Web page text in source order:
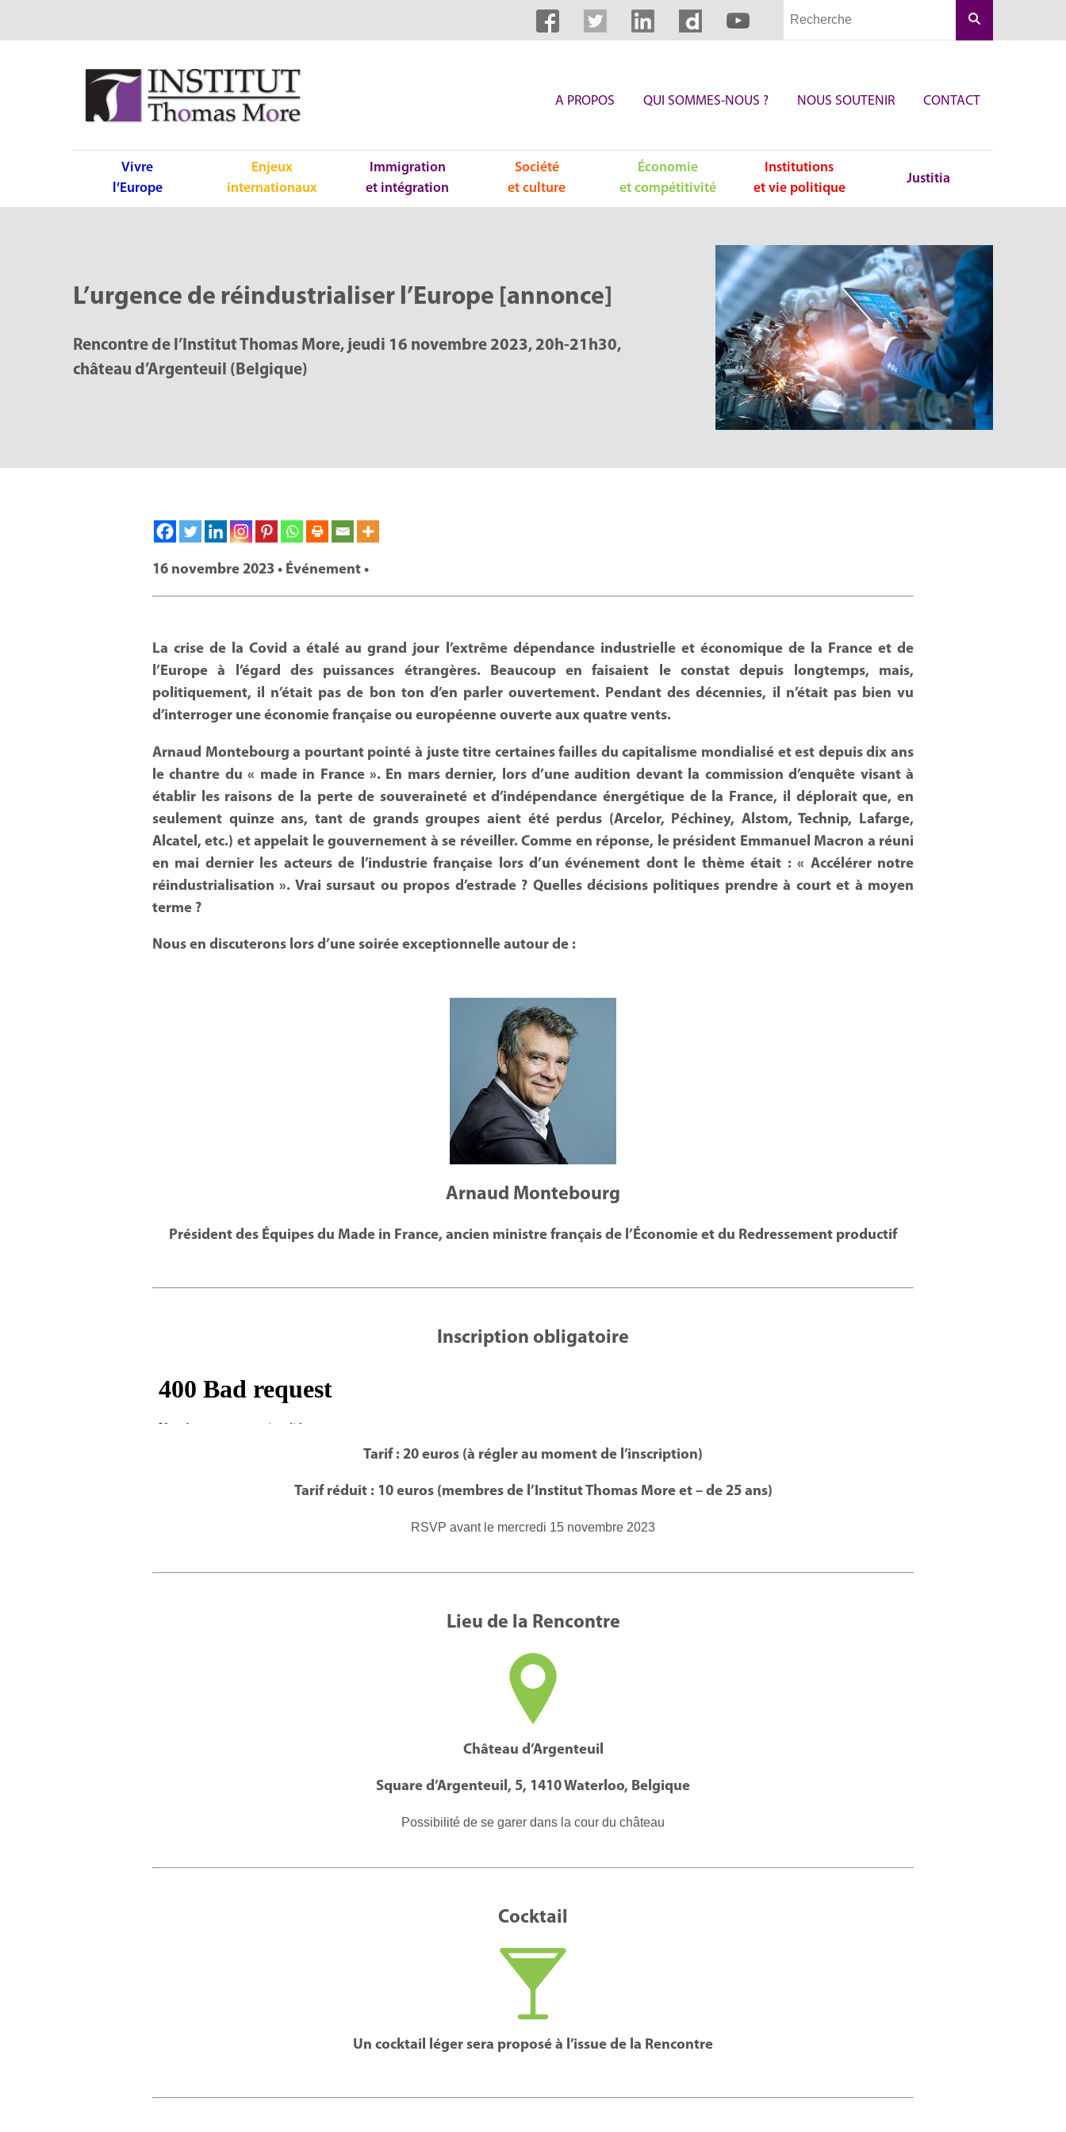
A PROPOS QUI SOMMES-NOUS ? NOUS SOUTENIR CONTACT
Vivre
l’Europe
Enjeux
internationaux
Immigration
et intégration
Société
et culture
Économie
et compétitivité
Institutions
et vie politique
Justitia
L’urgence de réindustrialiser l’Europe [annonce]
Rencontre de l’Institut Thomas More, jeudi 16 novembre 2023, 20h-21h30,
château d’Argenteuil (Belgique)
16 novembre 2023 • Événement •
La crise de la Covid a étalé au grand jour l’extrême dépendance industrielle et économique de la France et de
l’Europe à l’égard des puissances étrangères. Beaucoup en faisaient le constat depuis longtemps, mais,
politiquement, il n’était pas de bon ton d’en parler ouvertement. Pendant des décennies, il n’était pas bien vu
d’interroger une économie française ou européenne ouverte aux quatre vents.
Arnaud Montebourg a pourtant pointé à juste titre certaines failles du capitalisme mondialisé et est depuis dix ans
le chantre du « made in France ». En mars dernier, lors d’une audition devant la commission d’enquête visant à
établir les raisons de la perte de souveraineté et d’indépendance énergétique de la France, il déplorait que, en
seulement quinze ans, tant de grands groupes aient été perdus (Arcelor, Péchiney, Alstom, Technip, Lafarge,
Alcatel, etc.) et appelait le gouvernement à se réveiller. Comme en réponse, le président Emmanuel Macron a réuni
en mai dernier les acteurs de l’industrie française lors d’un événement dont le thème était : « Accélérer notre
réindustrialisation ». Vrai sursaut ou propos d’estrade ? Quelles décisions politiques prendre à court et à moyen
terme ?
Nous en discuterons lors d’une soirée exceptionnelle autour de :
Arnaud Montebourg
Président des Équipes du Made in France, ancien ministre français de l’Économie et du Redressement productif
Inscription obligatoire
Tarif : 20 euros (à régler au moment de l’inscription)
Tarif réduit : 10 euros (membres de l’Institut Thomas More et – de 25 ans)
RSVP avant le mercredi 15 novembre 2023
Lieu de la Rencontre
Château d’Argenteuil
Square d’Argenteuil, 5, 1410 Waterloo, Belgique
Possibilité de se garer dans la cour du château
Cocktail
Un cocktail léger sera proposé à l’issue de la Rencontre